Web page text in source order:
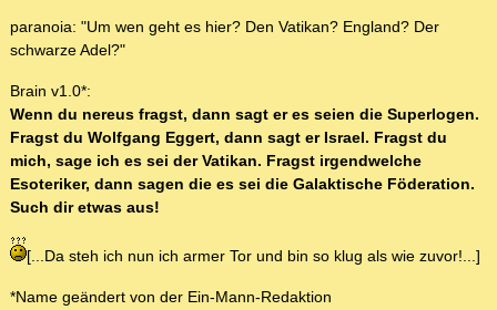
paranoia: "Um wen geht es hier? Den Vatikan? England? Der
schwarze Adel?"
Brain v1.0*:
Wenn du nereus fragst, dann sagt er es seien die Superlogen.
Fragst du Wolfgang Eggert, dann sagt er Israel. Fragst du
mich, sage ich es sei der Vatikan. Fragst irgendwelche
Esoteriker, dann sagen die es sei die Galaktische Föderation.
Such dir etwas aus!
[...Da steh ich nun ich armer Tor und bin so klug als wie zuvor!...]
*Name geändert von der Ein-Mann-Redaktion